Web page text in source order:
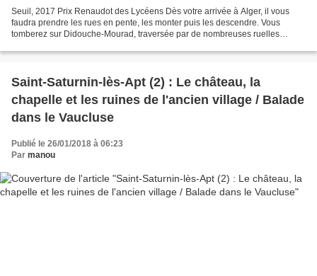
Seuil, 2017 Prix Renaudot des Lycéens Dès votre arrivée à Alger, il vous
faudra prendre les rues en pente, les monter puis les descendre. Vous
tomberez sur Didouche-Mourad, traversée par de nombreuses ruelles
Saint-Saturnin-lès-Apt (2) : Le château, la
chapelle et les ruines de l'ancien village / Balade
dans le Vaucluse
Publié le 26/01/2018 à 06:23
Par manou